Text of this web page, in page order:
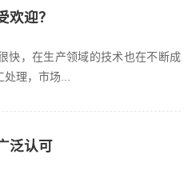
欢迎？
快，在生产领域的技术也在不断成
处理，市场...
泛认可